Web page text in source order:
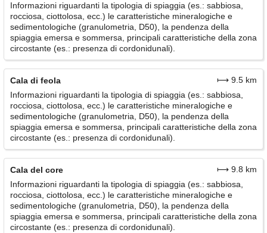
Informazioni riguardanti la tipologia di spiaggia (es.: sabbiosa,
rocciosa, ciottolosa, ecc.) le caratteristiche mineralogiche e
sedimentologiche (granulometria, D50), la pendenza della
spiaggia emersa e sommersa, principali caratteristiche della zona
circostante (es.: presenza di cordonidunali).
Cala di feola
⟼ 9.5 km
Informazioni riguardanti la tipologia di spiaggia (es.: sabbiosa,
rocciosa, ciottolosa, ecc.) le caratteristiche mineralogiche e
sedimentologiche (granulometria, D50), la pendenza della
spiaggia emersa e sommersa, principali caratteristiche della zona
circostante (es.: presenza di cordonidunali).
Cala del core
⟼ 9.8 km
Informazioni riguardanti la tipologia di spiaggia (es.: sabbiosa,
rocciosa, ciottolosa, ecc.) le caratteristiche mineralogiche e
sedimentologiche (granulometria, D50), la pendenza della
spiaggia emersa e sommersa, principali caratteristiche della zona
circostante (es.: presenza di cordonidunali).